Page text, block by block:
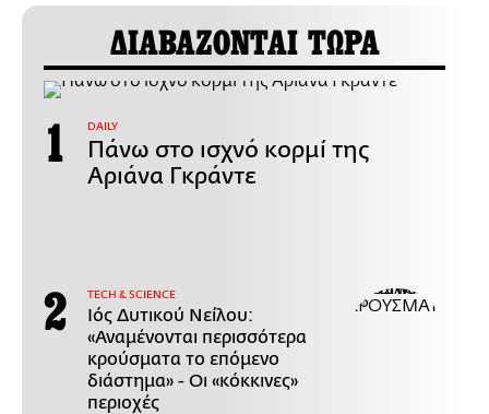
ΔΙΑΒΑΖΟΝΤΑΙ ΤΩΡΑ
DAILY
Πάνω στο ισχνό κορμί της
Αριάνα Γκράντε
ΤECH & SCIENCE
Ιός Δυτικού Νείλου:
«Αναμένονται περισσότερα
κρούσματα το επόμενο
διάστημα» - Οι «κόκκινες»
περιοχές